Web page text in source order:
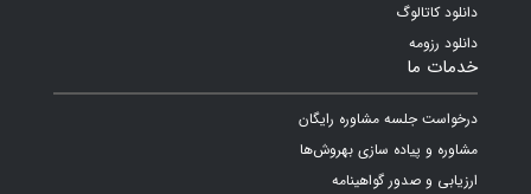
دانلود کاتالوگ
دانلود رزومه
خدمات ما
درخواست جلسه مشاوره رایگان
مشاوره و پیاده سازی بهروش‌ها
ارزیابی و صدور گواهینامه